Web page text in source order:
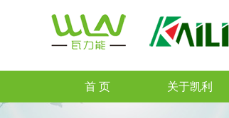
首 页 关于凯利